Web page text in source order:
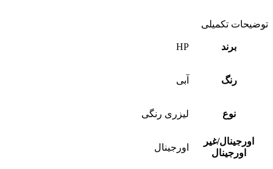
توضیحات تکمیلی
برند HP
رنگ آبی
نوع لیزری رنگی
اورجینال/غیر
اورجینال
اورجینال